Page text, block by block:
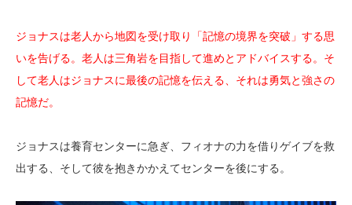
ジョナスは老人から地図を受け取り「記憶の境界を突破」する思
いを告げる。老人は三角岩を目指して進めとアドバイスする。そ
して老人はジョナスに最後の記憶を伝える、それは勇気と強さの
記憶だ。
ジョナスは養育センターに急ぎ、フィオナの力を借りゲイブを救
出する、そして彼を抱きかかえてセンターを後にする。